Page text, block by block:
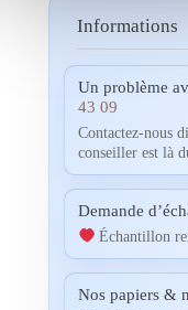
Informations
Un problème
43 09
Contactez-nous
conseiller est là
Demande
Échantillon
Nos papiers &